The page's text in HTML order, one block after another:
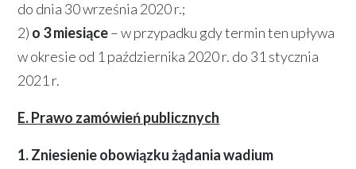
do dnia 30 września 2020 r.;
2) o 3 miesiące– w przypadku gdy termin ten upływa
w okresie od 1 października 2020 r. do 31 stycznia
2021 r.
E. Prawo zamówień publicznych
1. Zniesienie obowiązku żądania wadium